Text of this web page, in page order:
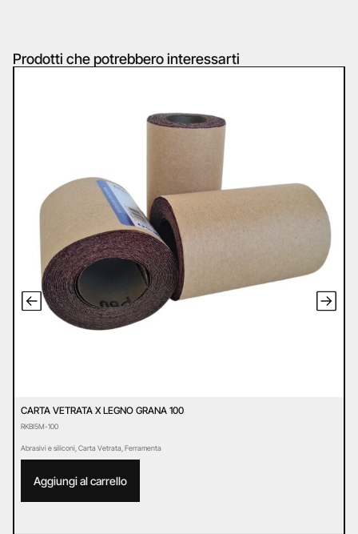
Prodotti che potrebbero interessarti
CARTA VETRATA X LEGNO GRANA 100
RKBI5M-100
Abrasivi e siliconi Carta Vetrata Ferramenta
Aggiungi al carrello